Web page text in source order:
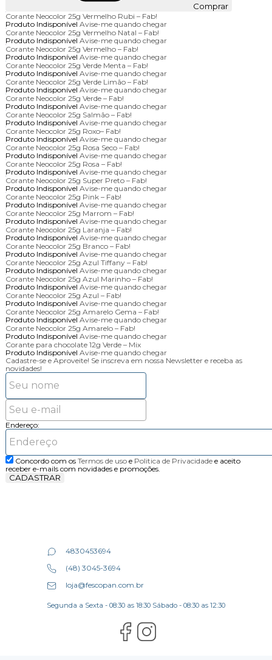
Comprar
Corante Neocolor 25g Vermelho Rubi – Fab!
Produto Indisponível Avise-me quando chegar
Corante Neocolor 25g Vermelho Natal – Fab!
Produto Indisponível Avise-me quando chegar
Corante Neocolor 25g Vermelho – Fab!
Produto Indisponível Avise-me quando chegar
Corante Neocolor 25g Verde Menta – Fab!
Produto Indisponível Avise-me quando chegar
Corante Neocolor 25g Verde Limão – Fab!
Produto Indisponível Avise-me quando chegar
Corante Neocolor 25g Verde – Fab!
Produto Indisponível Avise-me quando chegar
Corante Neocolor 25g Salmão – Fab!
Produto Indisponível Avise-me quando chegar
Corante Neocolor 25g Roxo– Fab!
Produto Indisponível Avise-me quando chegar
Corante Neocolor 25g Rosa Seco – Fab!
Produto Indisponível Avise-me quando chegar
Corante Neocolor 25g Rosa – Fab!
Produto Indisponível Avise-me quando chegar
Corante Neocolor 25g Super Preto – Fab!
Produto Indisponível Avise-me quando chegar
Corante Neocolor 25g Pink – Fab!
Produto Indisponível Avise-me quando chegar
Corante Neocolor 25g Marrom – Fab!
Produto Indisponível Avise-me quando chegar
Corante Neocolor 25g Laranja – Fab!
Produto Indisponível Avise-me quando chegar
Corante Neocolor 25g Branco – Fab!
Produto Indisponível Avise-me quando chegar
Corante Neocolor 25g Azul Tiffany – Fab!
Produto Indisponível Avise-me quando chegar
Corante Neocolor 25g Azul Marinho – Fab!
Produto Indisponível Avise-me quando chegar
Corante Neocolor 25g Azul – Fab!
Produto Indisponível Avise-me quando chegar
Corante Neocolor 25g Amarelo Gema – Fab!
Produto Indisponível Avise-me quando chegar
Corante Neocolor 25g Amarelo – Fab!
Produto Indisponível Avise-me quando chegar
Corante para chocolate 12g Verde – Mix
Produto Indisponível Avise-me quando chegar
Cadastre-se e Aproveite! Se inscreva em nossa Newsletter e receba as
novidades!
Endereço:
Concordo com os Termos de usoe Politica de Privacidadee aceito
receber e-mails com novidades e promoções.
CADASTRAR
4830453694
(48) 3045-3694
loja@fescopan.com.br
Segunda a Sexta - 08:30 as 18:30 Sábado - 08:30 as 12:30